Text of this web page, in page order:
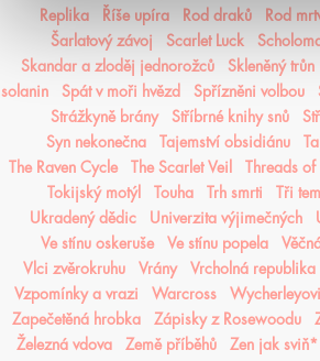
Replika
Říše upíra Rod draků Rod
Šarlatový závoj
Scarlet Luck
Skandar a zloděj jednorožců
Skleněný trůn
solanin
Spát v moři hvězd Spřízněni volbou
Strážkyně brány
Stříbrné knihy snů
Syn nekonečna
Tajemství obsidiánu
The Raven Cycle
The Scarlet Veil Threads
Tokijský motýl
Touha Trh smrti Tři
Ukradený dědic
Univerzita výjimečných
Ve stínu oskeruše
Ve stínu popela
Vlci zvěrokruhu
Vrány Vrcholná republika
Vzpomínky a vrazi
Warcross Wycherleyovi
Zapečetěná hrobka
Zápisky z Rosewoodu
Železná vdova
Země příběhů Zen jak sviň*